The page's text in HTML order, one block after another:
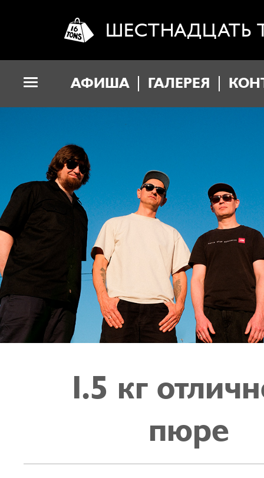
ШЕСТНАДЦАТЬ
АФИША ГАЛЕРЕЯ
1.5 кг
пюре